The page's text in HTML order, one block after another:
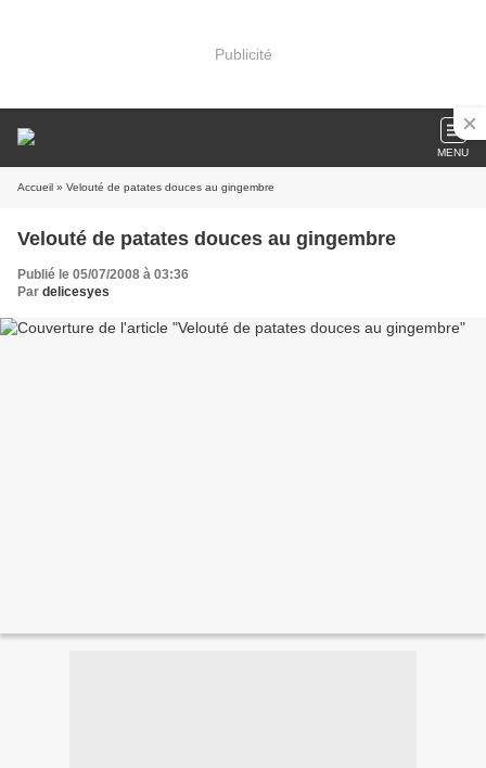
Publicité
MENU
Accueil » Velouté de patates douces au gingembre
Velouté de patates douces au gingembre
Publié le 05/07/2008 à 03:36
Par delicesyes